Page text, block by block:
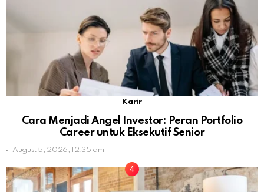
Karir
Cara Menjadi Angel Investor: Peran Portfolio
Career untuk Eksekutif Senior
August 5, 2026, 12:35 am